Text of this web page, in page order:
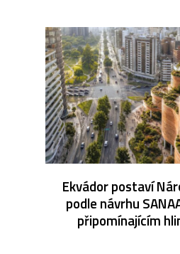
Ekvádor postaví
podle návrhu
připomínajícím